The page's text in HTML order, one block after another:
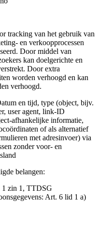
tracking van het gebruik van
en verkoopprocessen
Door middel van
kan doelgerichte en
Door extra
worden verhoogd en kan
verhoogd.
en tijd, type (object, bijv.
user agent, link-ID
afhankelijke informatie,
of als alternatief
met adresinvoer) via
zonder voor- en
belangen:
1 zin 1, TTDSG
Art. 6 lid 1 a)